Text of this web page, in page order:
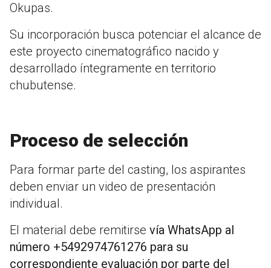
Okupas.
Su incorporación busca potenciar el alcance de
este proyecto cinematográfico nacido y
desarrollado íntegramente en territorio
chubutense.
Proceso de selección
Para formar parte del casting, los aspirantes
deben enviar un video de presentación
individual.
El material debe remitirse vía WhatsApp al
número +5492974761276 para su
correspondiente evaluación por parte del